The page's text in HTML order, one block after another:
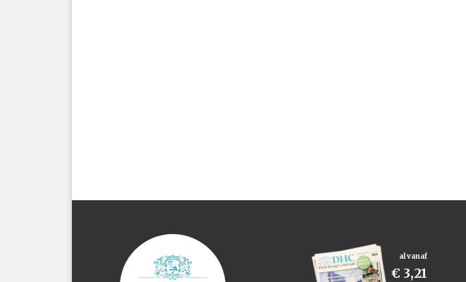
al vanaf
€ 3,21